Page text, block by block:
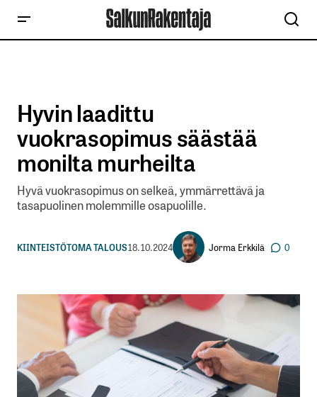
Hyvin laadittu
vuokrasopimus säästää
monilta murheilta
Hyvä vuokrasopimus on selkeä, ymmärrettävä ja
tasapuolinen molemmille osapuolille.
KIINTEISTÖTOMA TALOUS18.10.2024 Jorma Erkkilä 0